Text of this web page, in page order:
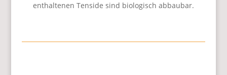
enthaltenen Tenside sind biologisch abbaubar.